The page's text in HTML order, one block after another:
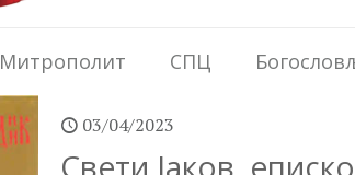
Митрополит СПЦ
03/04/2023
Свети Јаков,